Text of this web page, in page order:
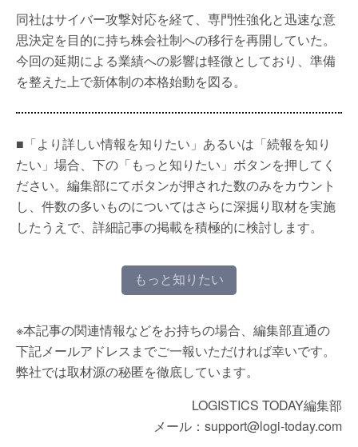
同社はサイバー攻撃対応を経て、専門性強化と迅速な意
思決定を目的に持ち株会社制への移行を再開していた。
今回の延期による業績への影響は軽微としており、準備
を整えた上で新体制の本格始動を図る。
■「より詳しい情報を知りたい」あるいは「続報を知り
たい」場合、下の「もっと知りたい」ボタンを押してく
ださい。編集部にてボタンが押された数のみをカウント
し、件数の多いものについてはさらに深掘り取材を実施
したうえで、詳細記事の掲載を積極的に検討します。
もっと知りたい
※本記事の関連情報などをお持ちの場合、編集部直通の
下記メールアドレスまでご一報いただければ幸いです。
弊社では取材源の秘匿を徹底しています。
LOGISTICS TODAY編集部
メール：support@logi-today.com